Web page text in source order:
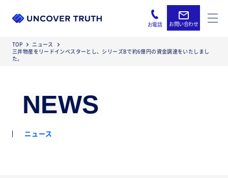
お問い合わせ
お電話
TOP
ニュース
三井物産をリードインベスターとし、シリーズBで約6億円の資金調達をいたしまし
た。
NEWS
ニュース